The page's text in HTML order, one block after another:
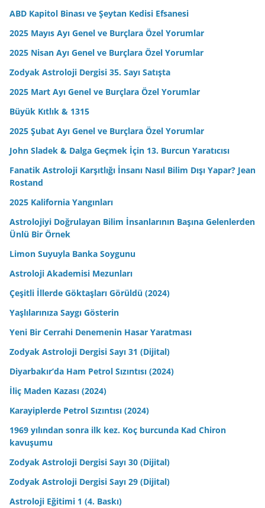
ABD Kapitol Binası ve Şeytan Kedisi Efsanesi
2025 Mayıs Ayı Genel ve Burçlara Özel Yorumlar
2025 Nisan Ayı Genel ve Burçlara Özel Yorumlar
Zodyak Astroloji Dergisi 35. Sayı Satışta
2025 Mart Ayı Genel ve Burçlara Özel Yorumlar
Büyük Kıtlık & 1315
2025 Şubat Ayı Genel ve Burçlara Özel Yorumlar
John Sladek & Dalga Geçmek İçin 13. Burcun Yaratıcısı
Fanatik Astroloji Karşıtlığı İnsanı Nasıl Bilim Dışı Yapar? Jean
Rostand
2025 Kalifornia Yangınları
Astrolojiyi Doğrulayan Bilim İnsanlarının Başına Gelenlerden
Ünlü Bir Örnek
Limon Suyuyla Banka Soygunu
Astroloji Akademisi Mezunları
Çeşitli İllerde Göktaşları Görüldü (2024)
Yaşlılarınıza Saygı Gösterin
Yeni Bir Cerrahi Denemenin Hasar Yaratması
Zodyak Astroloji Dergisi Sayı 31 (Dijital)
Diyarbakır’da Ham Petrol Sızıntısı (2024)
İliç Maden Kazası (2024)
Karayiplerde Petrol Sızıntısı (2024)
1969 yılından sonra ilk kez. Koç burcunda Kad Chiron
kavuşumu
Zodyak Astroloji Dergisi Sayı 30 (Dijital)
Zodyak Astroloji Dergisi Sayı 29 (Dijital)
Astroloji Eğitimi 1 (4. Baskı)